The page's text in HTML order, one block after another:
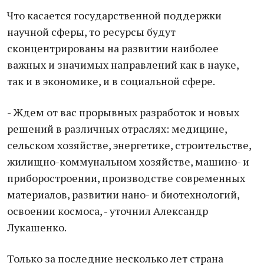
Что касается государственной поддержки
научной сферы, то ресурсы будут
сконцентрированы на развитии наиболее
важных и значимых направлений как в науке,
так и в экономике, и в социальной сфере.
- Ждем от вас прорывных разработок и новых
решений в различных отраслях: медицине,
сельском хозяйстве, энергетике, строительстве,
жилищно-коммунальном хозяйстве, машино- и
приборостроении, производстве современных
материалов, развитии нано- и биотехнологий,
освоении космоса, - уточнил Александр
Лукашенко.
Только за последние несколько лет страна